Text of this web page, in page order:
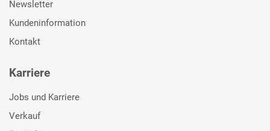
Newsletter
Kundeninformation
Kontakt
Karriere
Jobs und Karriere
Verkauf